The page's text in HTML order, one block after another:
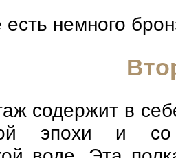
немного
содержит в
эпохи и